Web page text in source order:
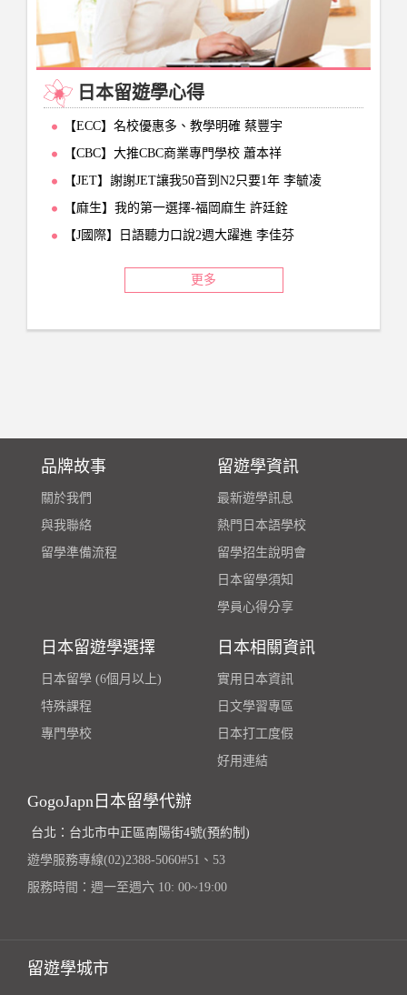
日本留遊學心得
【ECC】名校優惠多、教學明確 蔡豐宇
【CBC】大推CBC商業專門學校 蕭本祥
【JET】謝謝JET讓我50音到N2只要1年 李毓凌
【麻生】我的第一選擇-福岡麻生 許廷銓
【J國際】日語聽力口說2週大躍進 李佳芬
更多
品牌故事
關於我們
與我聯絡
留學準備流程
留遊學資訊
最新遊學訊息
熱門日本語學校
留學招生說明會
日本留學須知
學員心得分享
日本留遊學選擇
日本留學 (6個月以上)
特殊課程
專門學校
日本相關資訊
實用日本資訊
日文學習專區
日本打工度假
好用連結
GogoJapn日本留學代辦
台北：台北市中正區南陽街4號(預約制)
遊學服務專線(02)2388-5060#51、53
服務時間：週一至週六 10: 00~19:00
留遊學城市